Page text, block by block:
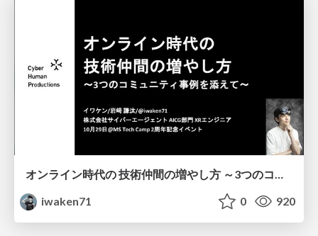
オンライン時代の 技術仲間の増やし方 ～3つのコミュニティ事例を添えて～
iwaken71
0 920